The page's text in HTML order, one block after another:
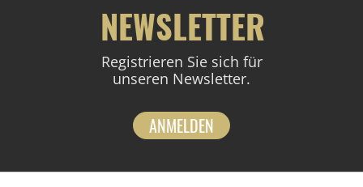
NEWSLETTER
Registrieren Sie sich für
unseren Newsletter.
ANMELDEN